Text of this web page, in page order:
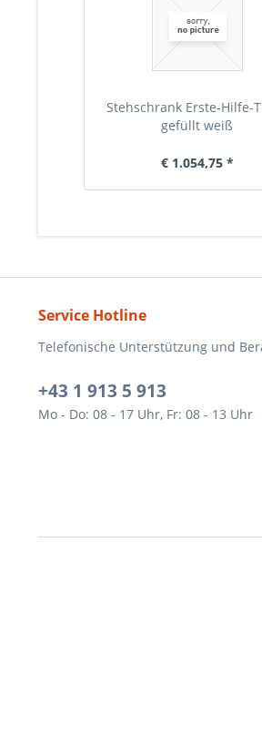
Stehschrank Erste-Hilfe-
gefüllt weiß
€ 1.054,75 *
Service Hotline
Telefonische Unterstützung und
+43 1 913 5 913
Mo - Do: 08 - 17 Uhr, Fr: 08 - 13 Uhr